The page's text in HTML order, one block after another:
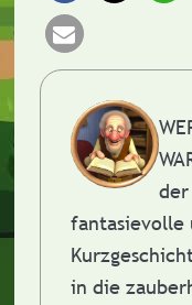
fantasievolle
in die